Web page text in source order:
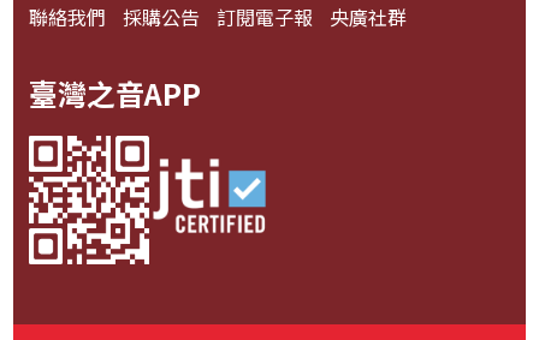
聯絡我們 採購公告 訂閱電子報 央廣社群
臺灣之音APP